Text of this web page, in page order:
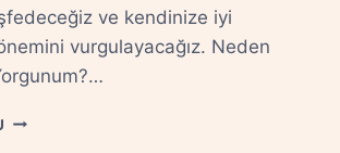
ve kendinize iyi
vurgulayacağız. Neden
EMZIRME